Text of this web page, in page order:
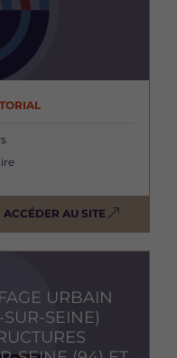
ACCÉDER AU SITE
URBAIN
SEINE)